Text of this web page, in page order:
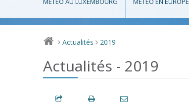
> Actualités > 2019
Actualités - 2019